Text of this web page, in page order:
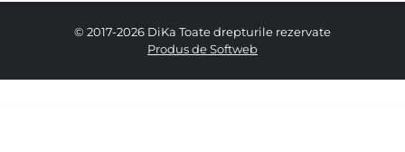
© 2017-2026 DiKa Toate drepturile rezervate
Produs de Softweb